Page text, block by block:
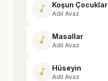
music_note Koşun Çocuklar
Adil Avaz
music_note Masallar
Adil Avaz
music_note Hüseyin
Adil Avaz